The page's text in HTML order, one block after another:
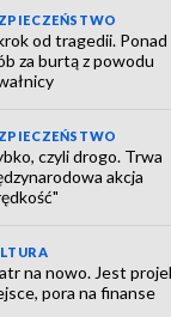
od tragedii. Ponad
za burtą z powodu
czyli drogo. Trwa
akcja
na nowo. Jest
pora na finanse